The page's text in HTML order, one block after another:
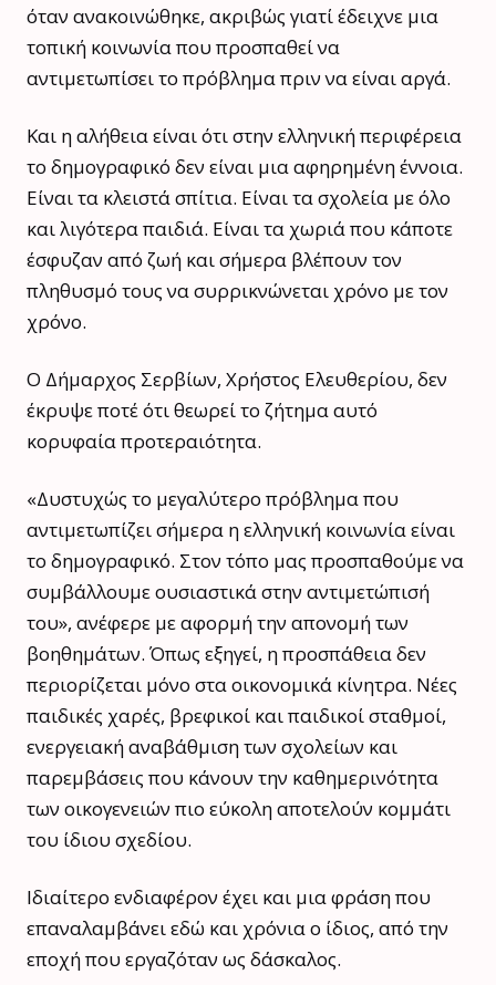
όταν ανακοινώθηκε, ακριβώς γιατί έδειχνε μια
τοπική κοινωνία που προσπαθεί να
αντιμετωπίσει το πρόβλημα πριν να είναι αργά.
Και η αλήθεια είναι ότι στην ελληνική περιφέρεια
το δημογραφικό δεν είναι μια αφηρημένη έννοια.
Είναι τα κλειστά σπίτια. Είναι τα σχολεία με όλο
και λιγότερα παιδιά. Είναι τα χωριά που κάποτε
έσφυζαν από ζωή και σήμερα βλέπουν τον
πληθυσμό τους να συρρικνώνεται χρόνο με τον
χρόνο.
Ο Δήμαρχος Σερβίων, Χρήστος Ελευθερίου, δεν
έκρυψε ποτέ ότι θεωρεί το ζήτημα αυτό
κορυφαία προτεραιότητα.
«Δυστυχώς το μεγαλύτερο πρόβλημα που
αντιμετωπίζει σήμερα η ελληνική κοινωνία είναι
το δημογραφικό. Στον τόπο μας προσπαθούμε να
συμβάλλουμε ουσιαστικά στην αντιμετώπισή
του», ανέφερε με αφορμή την απονομή των
βοηθημάτων. Όπως εξηγεί, η προσπάθεια δεν
περιορίζεται μόνο στα οικονομικά κίνητρα. Νέες
παιδικές χαρές, βρεφικοί και παιδικοί σταθμοί,
ενεργειακή αναβάθμιση των σχολείων και
παρεμβάσεις που κάνουν την καθημερινότητα
των οικογενειών πιο εύκολη αποτελούν κομμάτι
του ίδιου σχεδίου.
Ιδιαίτερο ενδιαφέρον έχει και μια φράση που
επαναλαμβάνει εδώ και χρόνια ο ίδιος, από την
εποχή που εργαζόταν ως δάσκαλος.